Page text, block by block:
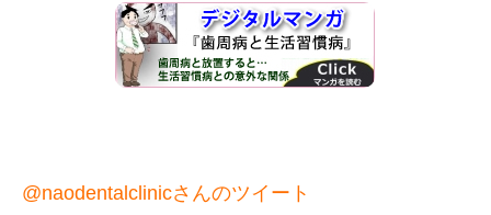
@naodentalclinicさんのツイート